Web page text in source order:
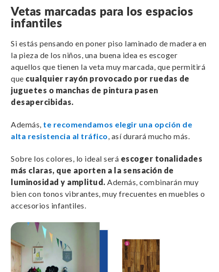
Vetas marcadas para los espacios
infantiles
Si estás pensando en poner piso laminado de madera en
la pieza de los niños, una buena idea es escoger
aquellos que tienen la veta muy marcada, que permitirá
que cualquier rayón provocado por ruedas de
juguetes o manchas de pintura pasen
desapercibidas.
Además, te recomendamos elegir una opción de
alta resistencia al tráfico, así durará mucho más.
Sobre los colores, lo ideal será escoger tonalidades
más claras, que aporten a la sensación de
luminosidad y amplitud. Además, combinarán muy
bien con tonos vibrantes, muy frecuentes en muebles o
accesorios infantiles.